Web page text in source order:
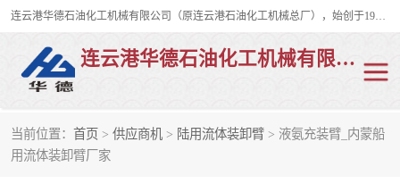
连云港华德石油化工机械有限公司（原连云港石油化工机械总厂），始创于1982年，是从事码头船用流体装卸臂、陆用流体装卸臂（鹤管）、活动梯、钢构平台、定量装车系统等全系列流体装卸设备的设计、制造、销售以及服务的专业供应商。
连云港华德石油化工机械有限公司
当前位置： 首页 > 供应商机 > 陆用流体装卸臂 > 液氨充装臂_内蒙船
用流体装卸臂厂家
陆用流体装卸臂